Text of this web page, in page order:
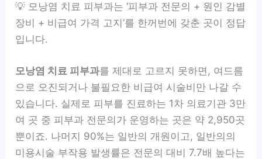
💡 모낭염 치료 피부과는 ‘피부과 전문의 + 원인 감별
장비 + 비급여 가격 고지’를 한꺼번에 갖춘 곳이 정답
입니다.
모낭염 치료 피부과를 제대로 고르지 못하면, 여드름
으로 오진되거나 불필요한 비급여 시술비만 나갈 수
있습니다. 실제로 피부를 진료하는 1차 의료기관 3만
여 곳 중 피부과 전문의가 운영하는 곳은 약 2,950곳
뿐이죠. 나머지 90%는 일반의 개원이고, 일반의의
미용시술 부작용 발생률은 전문의 대비 7.7배 높다는